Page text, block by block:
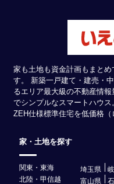
家も土地も資金計画もまと
す。 新築一戸建て・建売・
るエリア最大級の不動産情
でシンプルなスマートハウス
ZEH仕様標準住宅を低価格（
家・土地を探す
関東・東海 埼玉県
北陸・甲信越
富山県